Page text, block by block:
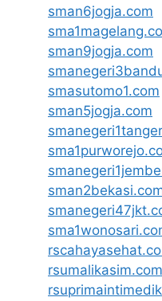
sman6jogja.com
sman9jogja.com
smasutomo1.com
sman5jogja.com
rsumalikasim.com